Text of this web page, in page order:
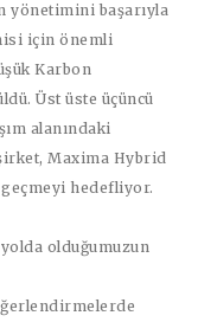
yönetimini başarıyla
için önemli
Karbon
Üst üste üçüncü
alanındaki
Maxima Hybrid
geçmeyi hedefliyor.
olduğumuzun